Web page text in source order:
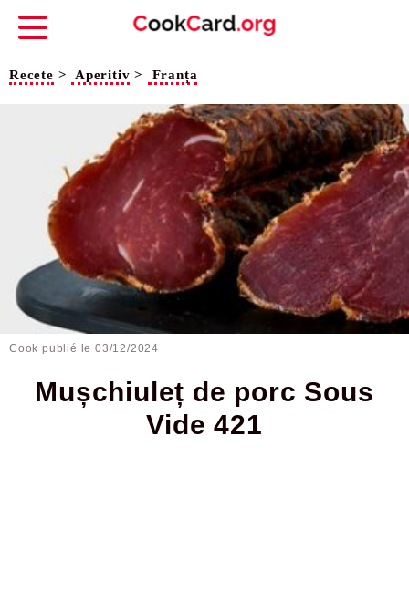
Recete > Aperitiv > Franța
Cook publié le03/12/2024
Mușchiuleț de porc Sous
Vide 421